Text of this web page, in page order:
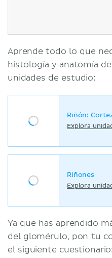
Aprende todo lo que
histología y anatomía
unidades de estudio:
Riñón:
Explora
Riñones
Explora
Ya que has aprendido
del glomérulo, pon tu
el siguiente cuestionario: